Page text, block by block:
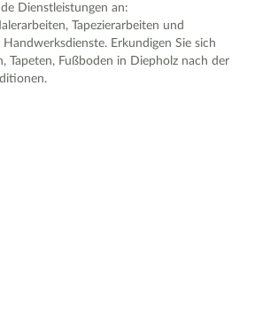
Dienstleistungen an:
Tapezierarbeiten und
Erkundigen Sie sich
Tapeten, Fußboden in Diepholz nach der